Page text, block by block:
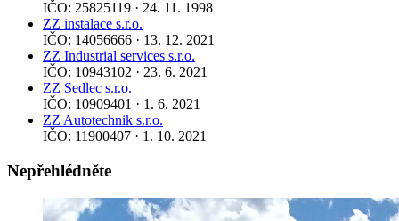
IČO: 25825119 · 24. 11. 1998
ZZ instalace s.r.o.
IČO: 14056666 · 13. 12. 2021
ZZ Industrial services s.r.o.
IČO: 10943102 · 23. 6. 2021
ZZ Sedlec s.r.o.
IČO: 10909401 · 1. 6. 2021
ZZ Autotechnik s.r.o.
IČO: 11900407 · 1. 10. 2021
Nepřehlédněte